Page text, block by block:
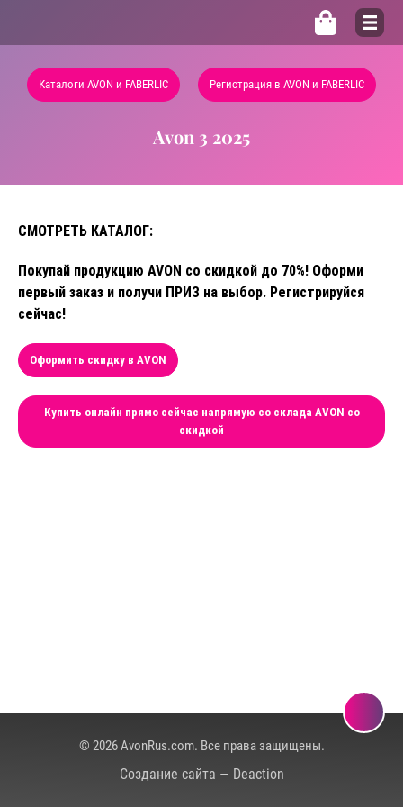
Каталоги AVON и FABERLIC Регистрация в AVON и FABERLIC
Avon 3 2025
СМОТРЕТЬ КАТАЛОГ:
Покупай продукцию AVON со скидкой до 70%! Оформи
первый заказ и получи ПРИЗ на выбор. Регистрируйся
сейчас!
Оформить скидку в AVON
Купить онлайн прямо сейчас напрямую со склада AVON со
скидкой
© 2026 AvonRus.com. Все права защищены.
Создание сайта — Deaction